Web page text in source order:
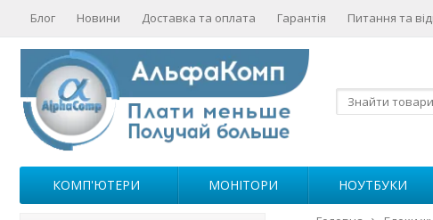
Блог Новини Доставка та оплата Гарантія Питання та
КОМП'ЮТЕРИ МОНІТОРИ НОУТБУКИ